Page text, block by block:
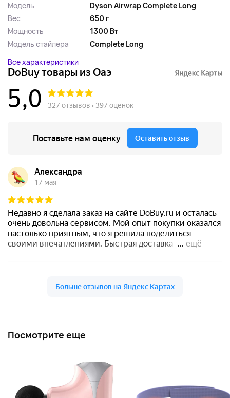
Модель
Dyson Airwrap Complete Long
Вес
650 г
Мощность
1300 Вт
Модель стайлера
Complete Long
Все характеристики
Посмотрите еще